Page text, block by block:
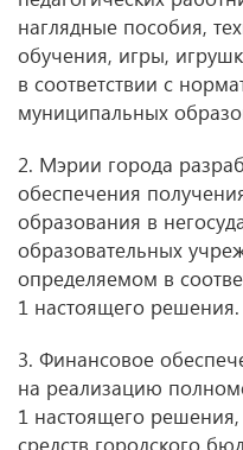
наглядные пособия,
обучения, игры,
в соответствии с
муниципальных
2. Мэрии города
обеспечения
образования в
образовательных
определяемом в
1 настоящего решения.
3. Финансовое
на реализацию
1 настоящего решения,